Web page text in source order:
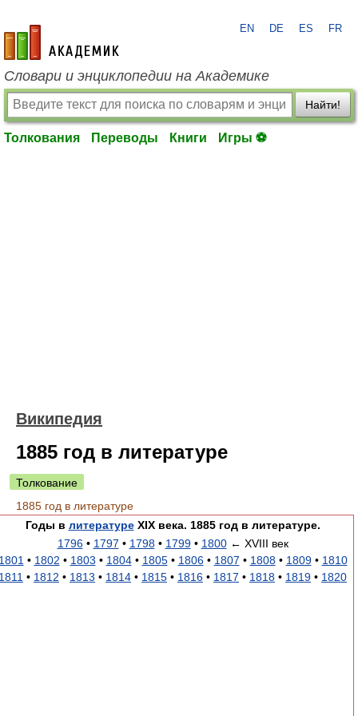
academic.ru
EN DE ES FR
Словари и энциклопедии на Академике
Найти!
Толкования Переводы Книги Игры ⚽
Википедия
1885 год в литературе
Толкование
1885 год в литературе
Годы в литературеXIX века. 1885 год в литературе.
1796• 1797 • 1798• 1799• 1800← XVIII век
• 1802 • 1803 • 1804• 1805• 1806• 1807 • 1808• 1809• 1810
• 1812 • 1813 • 1814 • 1815 • 1816 • 1817 • 1818 • 1819 • 1820